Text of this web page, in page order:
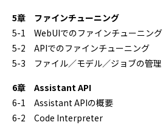
5章 ファインチューニング
5-1 WebUIでのファインチューニング
5-2 APIでのファインチューニング
5-3 ファイル／モデル／ジョブの管理
6章 Assistant API
6-1 Assistant APIの概要
6-2 Code Interpreter